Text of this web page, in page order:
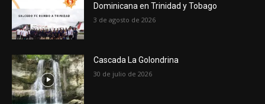
Dominicana en Trinidad y Tobago
3 de agosto de 2026
Cascada La Golondrina
30 de julio de 2026